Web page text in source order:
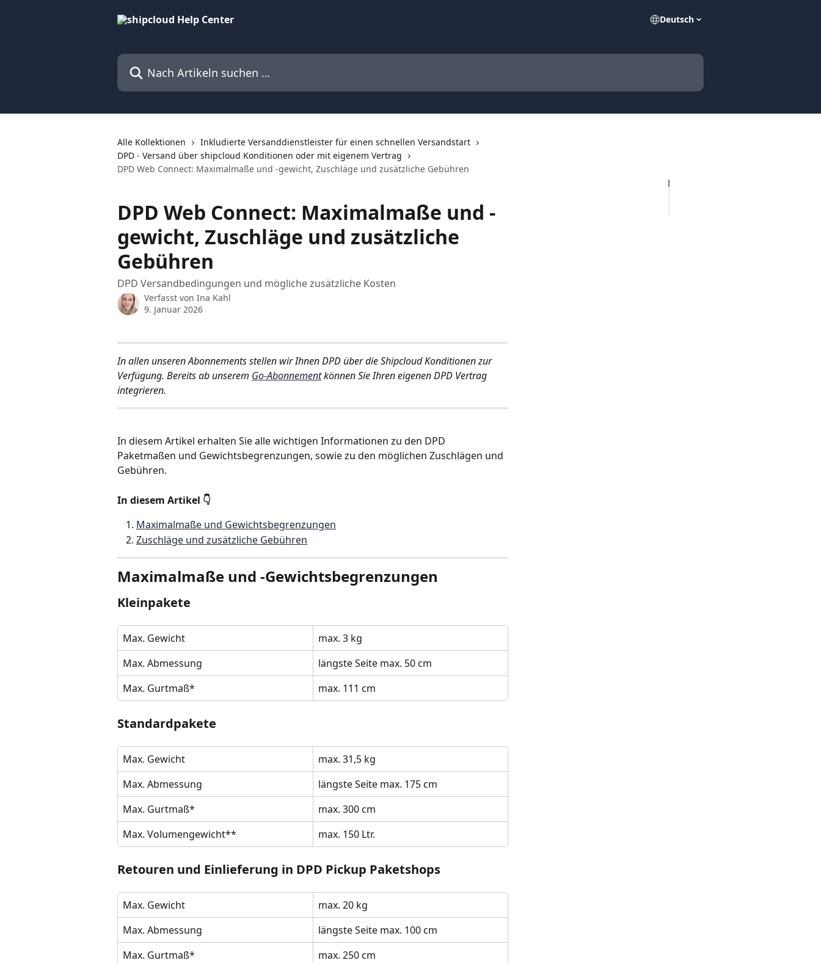
Deutsch
Nach Artikeln suchen …
Alle Kollektionen
Inkludierte Versanddienstleister für einen schnellen Versandstart
DPD - Versand über shipcloud Konditionen oder mit eigenem Vertrag
DPD Web Connect: Maximalmaße und -gewicht, Zuschläge und zusätzliche Gebühren
DPD Web Connect: Maximalmaße und -
gewicht, Zuschläge und zusätzliche
Gebühren
DPD Versandbedingungen und mögliche zusätzliche Kosten
Verfasst von Ina Kahl
9. Januar 2026
In allen unseren Abonnements stellen wir Ihnen DPD über die Shipcloud Konditionen zur
Verfügung. Bereits ab unserem Go-Abonnement können Sie Ihren eigenen DPD Vertrag
integrieren.
In diesem Artikel erhalten Sie alle wichtigen Informationen zu den DPD
Paketmaßen und Gewichtsbegrenzungen, sowie zu den möglichen Zuschlägen und
Gebühren.
In diesem Artikel 👇
Maximalmaße und Gewichtsbegrenzungen
Zuschläge und zusätzliche Gebühren
Maximalmaße und -Gewichtsbegrenzungen
Kleinpakete
Max. Gewicht
max. 3 kg
Max. Abmessung
längste Seite max. 50 cm
Max. Gurtmaß*
max. 111 cm
Standardpakete
Max. Gewicht
max. 31,5 kg
Max. Abmessung
längste Seite max. 175 cm
Max. Gurtmaß*
max. 300 cm
Max. Volumengewicht**
max. 150 Ltr.
Retouren und Einlieferung in DPD Pickup Paketshops
Max. Gewicht
max. 20 kg
Max. Abmessung
längste Seite max. 100 cm
Max. Gurtmaß*
max. 250 cm